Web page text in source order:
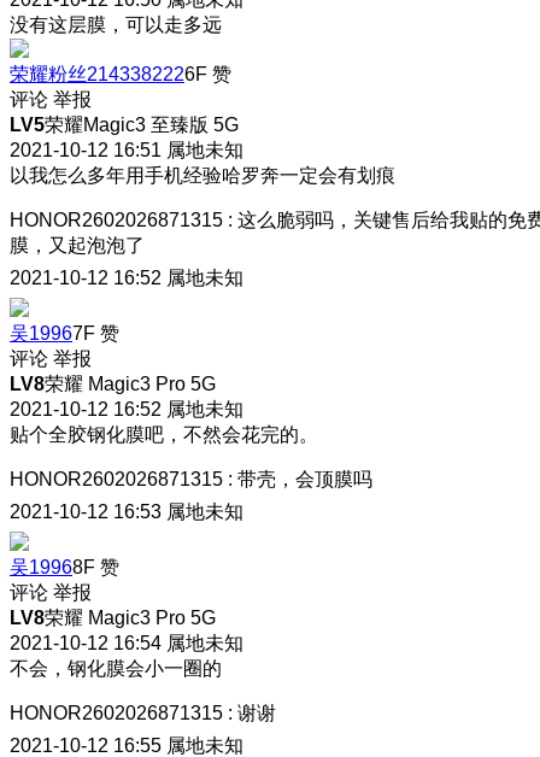
没有这层膜，可以走多远
荣耀粉丝2143382226F 赞
评论 举报
LV5荣耀Magic3 至臻版 5G
2021-10-12 16:51 属地未知
以我怎么多年用手机经验哈罗奔一定会有划痕
HONOR2602026871315 : 这么脆弱吗，关键售后给我贴的免
膜，又起泡泡了
2021-10-12 16:52 属地未知
吴19967F 赞
评论 举报
LV8荣耀 Magic3 Pro 5G
2021-10-12 16:52 属地未知
贴个全胶钢化膜吧，不然会花完的。
HONOR2602026871315 : 带壳，会顶膜吗
2021-10-12 16:53 属地未知
吴19968F 赞
评论 举报
LV8荣耀 Magic3 Pro 5G
2021-10-12 16:54 属地未知
不会，钢化膜会小一圈的
HONOR2602026871315 : 谢谢
2021-10-12 16:55 属地未知